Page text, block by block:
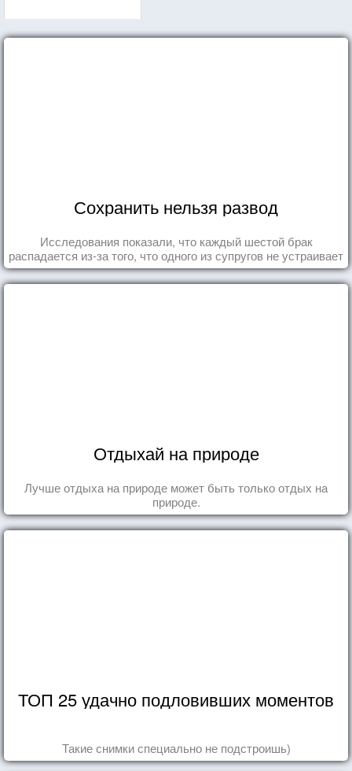
Сохранить нельзя развод
Исследования показали, что каждый шестой брак
распадается из-за того, что одного из супругов не устраивает
та роль, которая выпала ему в семье.
Отдыхай на природе
Лучше отдыха на природе может быть только отдых на
природе.
ТОП 25 удачно подловивших моментов
Такие снимки специально не подстроишь)